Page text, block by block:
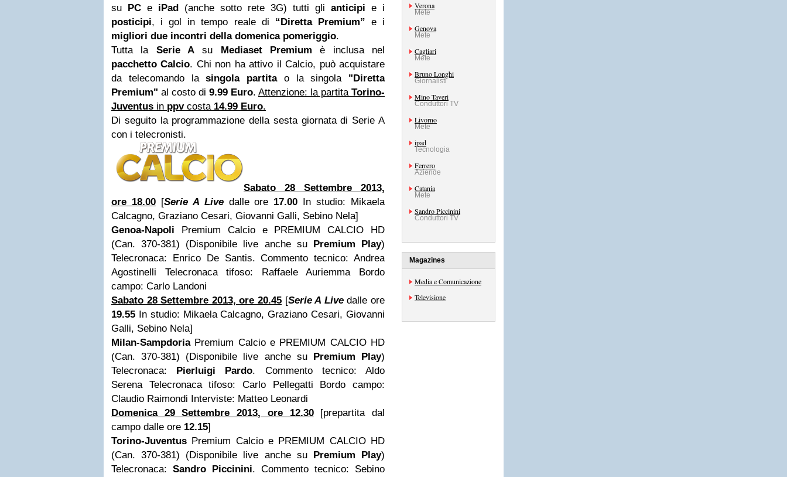
su PC e iPad (anche sotto rete 3G) tutti gli anticipi e i
posticipi, i gol in tempo reale di “Diretta Premium” e i
migliori due incontri della domenica pomeriggio.
Tutta la Serie A su Mediaset Premium è inclusa nel
pacchetto Calcio. Chi non ha attivo il Calcio, può acquistare
da telecomando lasingola partitao la singola "Diretta
Premium" al costo di 9.99 Euro. Attenzione: la partita Torino-
Juventus in ppvcosta 14.99 Euro.
Di seguito la programmazione della sesta giornata di Serie A
con i telecronisti.
Sabato 28 Settembre 2013,
ore 18.00[Serie A Livedalle ore 17.00 In studio: Mikaela
Calcagno, Graziano Cesari, Giovanni Galli, Sebino Nela]
Genoa-Napoli Premium Calcio e PREMIUM CALCIO HD
(Can. 370-381) (Disponibile live anche su Premium Play)
Telecronaca: Enrico De Santis. Commento tecnico: Andrea
Agostinelli Telecronaca tifoso: Raffaele Auriemma Bordo
campo: Carlo Landoni
Sabato 28 Settembre 2013, ore 20.45 [Serie A Livedalle ore
19.55 In studio: Mikaela Calcagno, Graziano Cesari, Giovanni
Galli, Sebino Nela]
Milan-SampdoriaPremium Calcio e PREMIUM CALCIO HD
(Can. 370-381) (Disponibile live anche su Premium Play)
Telecronaca: Pierluigi Pardo. Commento tecnico: Aldo
Serena Telecronaca tifoso: Carlo Pellegatti Bordo campo:
Claudio Raimondi Interviste: Matteo Leonardi
Domenica 29 Settembre 2013, ore 12.30[prepartita dal
campo dalle ore 12.15]
Torino-Juventus Premium Calcio e PREMIUM CALCIO HD
(Can. 370-381) (Disponibile live anche su Premium Play)
Telecronaca: Sandro Piccinini. Commento tecnico: Sebino
Verona
Mete
Genova
Mete
Cagliari
Mete
Bruno Longhi
Giornalisti
Mino Taveri
Conduttori TV
Livorno
Mete
ipad
Tecnologia
Ferrero
Aziende
Catania
Mete
Sandro Piccinini
Conduttori TV
Magazines
Media e Comunicazione
Televisione